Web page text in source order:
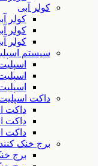
کولر آبی
کولر
کولر
کولر
سیستم
داکت
داکت
داکت
داکت
برج خنک
برج